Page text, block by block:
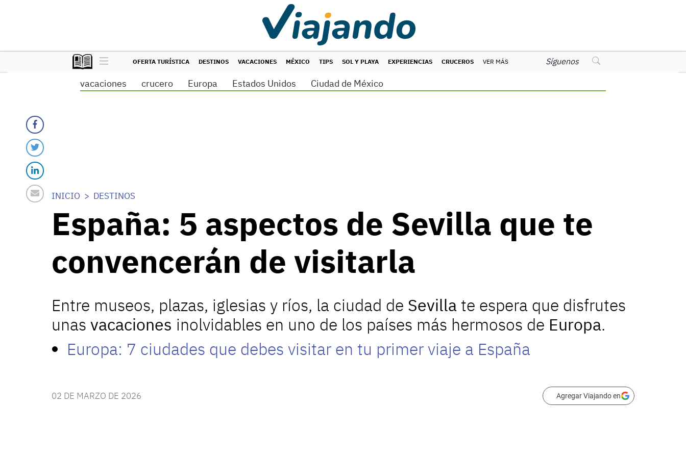
OFERTA TURÍSTICA DESTINOS VACACIONES MÉXICO TIPS SOL Y PLAYA EXPERIENCIAS CRUCEROS VER MÁS Síguenos
vacaciones crucero Europa Estados Unidos Ciudad de México
INICIO DESTINOS
España: 5 aspectos de Sevilla que te
convencerán de visitarla
Entre museos, plazas, iglesias y ríos, la ciudad de Sevilla te espera que disfrutes
unas vacaciones inolvidables en uno de los países más hermosos de Europa.
Europa: 7 ciudades que debes visitar en tu primer viaje a España
02 DE MARZO DE 2026 Agregar Viajando en